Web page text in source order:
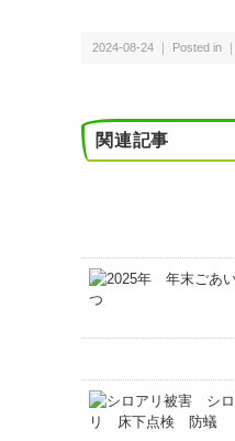
2024-08-24 ｜ Posted in ｜
関連記事